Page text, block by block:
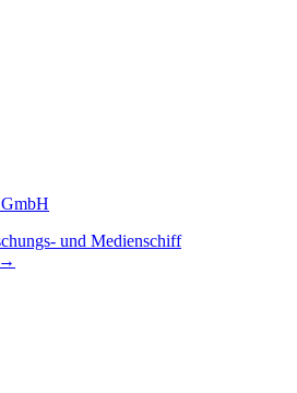
und Medienschiff
→